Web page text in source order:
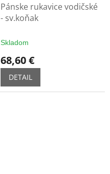
Pánske rukavice vodičské
- sv.koňak
Skladom
68,60 €
DETAIL